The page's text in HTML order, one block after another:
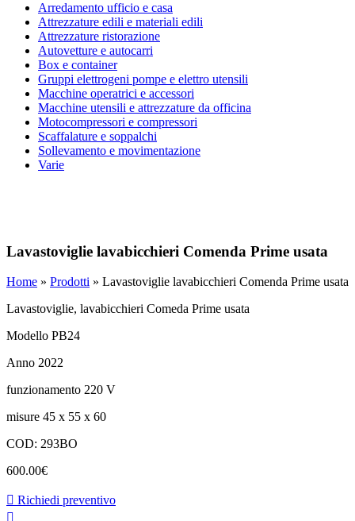
Arredamento ufficio e casa
Attrezzature edili e materiali edili
Attrezzature ristorazione
Autovetture e autocarri
Box e container
Gruppi elettrogeni pompe e elettro utensili
Macchine operatrici e accessori
Macchine utensili e attrezzature da officina
Motocompressori e compressori
Scaffalature e soppalchi
Sollevamento e movimentazione
Varie
Lavastoviglie lavabicchieri Comenda Prime usata
Home » Prodotti » Lavastoviglie lavabicchieri Comenda Prime usata
Lavastoviglie, lavabicchieri Comeda Prime usata
Modello PB24
Anno 2022
funzionamento 220 V
misure 45 x 55 x 60
COD: 293BO
600.00€
Richiedi preventivo